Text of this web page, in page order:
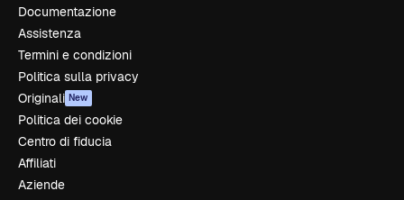
Documentazione
Assistenza
Termini e condizioni
Politica sulla privacy
Originali New
Politica dei cookie
Centro di fiducia
Affiliati
Aziende